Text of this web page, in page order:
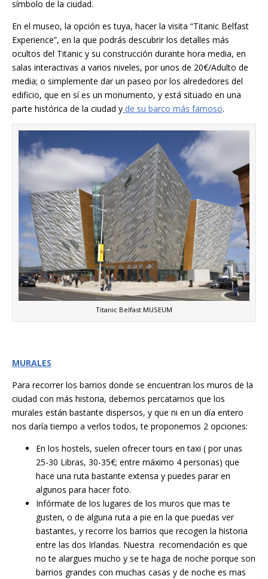
símbolo de la ciudad.
En el museo, la opción es tuya, hacer la visita “Titanic Belfast
Experience”, en la que podrás descubrir los detalles más
ocultos del Titanic y su construcción durante hora media, en
salas interactivas a varios niveles, por unos de 20€/Adulto de
media; o simplemente dar un paseo por los alrededores del
edificio, que en sí es un monumento, y está situado en una
parte histórica de la ciudad y de su barco más famoso.
Titanic Belfast MUSEUM
MURALES
Para recorrer los barrios donde se encuentran los muros de la
ciudad con más historia, debemos percatarnos que los
murales están bastante dispersos, y que ni en un día entero
nos daría tiempo a verlos todos, te proponemos 2 opciones:
En los hostels, suelen ofrecer tours en taxi ( por unas
25-30 Libras, 30-35€; entre máximo 4 personas) que
hace una ruta bastante extensa y puedes parar en
algunos para hacer foto.
Infórmate de los lugares de los muros que mas te
gusten, o de alguna ruta a pie en la que puedas ver
bastantes, y recorre los barrios que recogen la historia
entre las dos Irlandas. Nuestra recomendación es que
no te alargues mucho y se te haga de noche porque son
barrios grandes con muchas casas y de noche es mas